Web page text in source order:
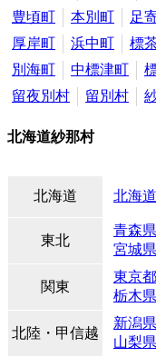
豊頃町
本別町 足
厚岸町
浜中町 標
別海町
中標津町
留夜別村
留別村
北海道紗那村
北海道 北海道
東北
青森県
宮城県
関東
東京都
栃木県
北陸・甲信越
新潟県
山梨県